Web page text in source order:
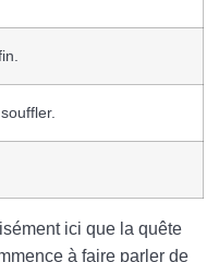
ici que la quête
à faire parler de